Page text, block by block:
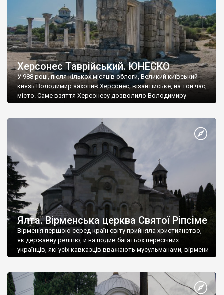
Херсонес Таврійський. ЮНЕСКО
У 988 році, після кількох місяців облоги, Великий київський
князь Володимир захопив Херсонес, візантійське, на той час,
місто. Саме взяття Херсонесу дозволило Володимиру
диктувати свої умови візантійському імператору Василю ІІ, та
Херсонесі Володимир-язичник, став Василем-християнином.
А потім було Хрещення Русі. На честь Херсонесу Таврійського
Ялта. Вірменська церква Святої Ріпсіме
Вірменія першою серед країн світу прийняла християнство,
як державну релігію, й на подив багатьох пересічних
українців, які усіх кавказців вважають мусульманами, вірмени
є відданими вірянами Христа